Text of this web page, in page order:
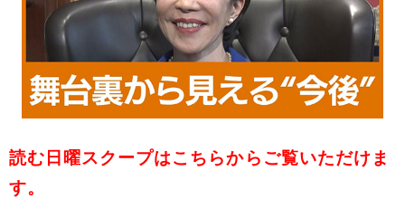
読む日曜スクープはこちらからご覧いただけま
す。